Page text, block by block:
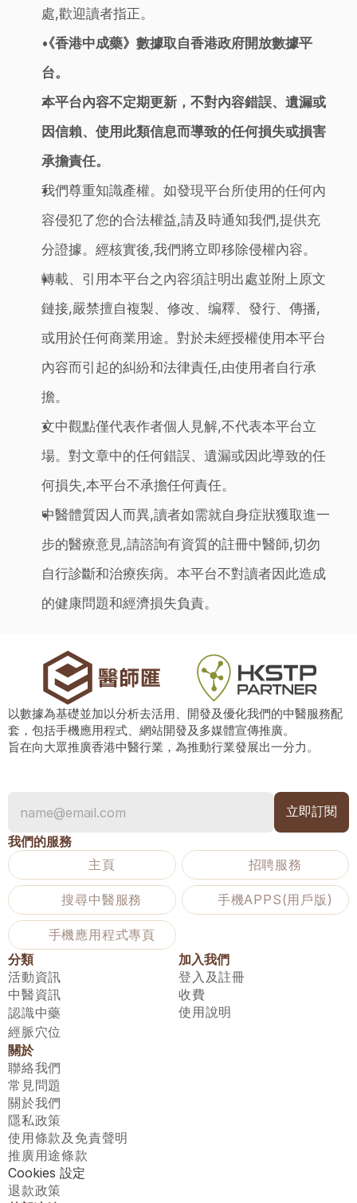
處,歡迎讀者指正。
《香港中成藥》數據取自香港政府開放數據平
台。
本平台內容不定期更新，不對內容錯誤、遺漏或
因信賴、使用此類信息而導致的任何損失或損害
承擔責任。
我們尊重知識產權。如發現平台所使用的任何內
容侵犯了您的合法權益,請及時通知我們,提供充
分證據。經核實後,我們將立即移除侵權內容。
轉載、引用本平台之內容須註明出處並附上原文
鏈接,嚴禁擅自複製、修改、编釋、發行、傳播,
或用於任何商業用途。對於未經授權使用本平台
內容而引起的糾紛和法律責任,由使用者自行承
擔。
文中觀點僅代表作者個人見解,不代表本平台立
場。對文章中的任何錯誤、遺漏或因此導致的任
何損失,本平台不承擔任何責任。
中醫體質因人而異,讀者如需就自身症狀獲取進一
步的醫療意見,請諮詢有資質的註冊中醫師,切勿
自行診斷和治療疾病。本平台不對讀者因此造成
的健康問題和經濟損失負責。
以數據為基礎並加以分析去活用、開發及優化我們的中醫服務配
套，包括手機應用程式、網站開發及多媒體宣傳推廣。
旨在向大眾推廣香港中醫行業，為推動行業發展出一分力。
我們的服務
主頁
招聘服務
搜尋中醫服務 手機APPS(用戶版)
手機應用程式專頁
分類
活動資訊
中醫資訊
認識中藥
經脈穴位
加入我們
登入及註冊
收費
使用說明
關於
聯絡我們
常見問題
關於我們
隱私政策
使用條款及免責聲明
推廣用途條款
Cookies 設定
退款政策